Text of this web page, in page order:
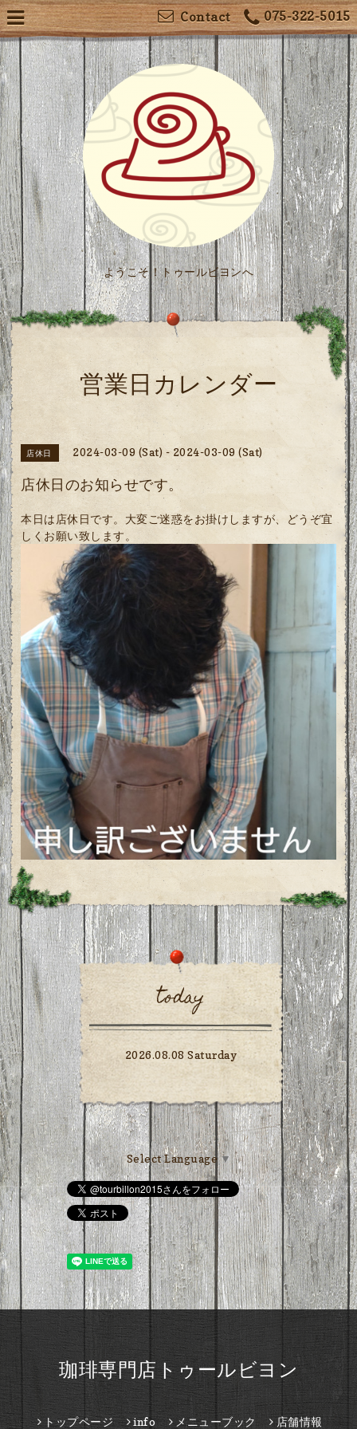
075-322-5015
Contact
ようこそ！トゥールビヨンへ
営業日カレンダー
店休日 2024-03-09 (Sat) - 2024-03-09 (Sat)
店休日のお知らせです。
本日は店休日です。大変ご迷惑をお掛けしますが、どうぞ宜
しくお願い致します。
today
2026.08.08 Saturday
Select Language ▼
珈琲専門店トゥールビヨン
トップページ info メニューブック 店舗情報